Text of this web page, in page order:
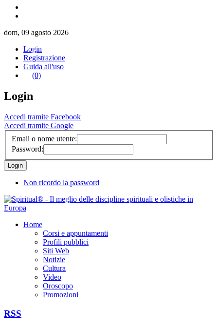
dom, 09 agosto 2026
Login
Registrazione
Guida all'uso
(0)
Login
Accedi tramite Facebook
Accedi tramite Google
Email o nome utente:
Password:
Non ricordo la password
Home
Corsi e appuntamenti
Profili pubblici
Siti Web
Notizie
Cultura
Video
Oroscopo
Promozioni
RSS